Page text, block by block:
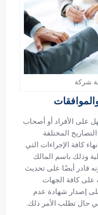
شركة
على الأفراد أو أصحاب
المختلفة
كافة الإجراءات التي
وذلك باسم المالك
قادر أيضًا على تحديث
على كافة الجهات
إصدار شهادة عدم
حال تطلب الأمر ذلك.